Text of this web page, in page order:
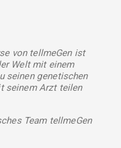
von tellmeGen ist
Welt mit einem
seinen genetischen
seinem Arzt teilen
Team tellmeGen